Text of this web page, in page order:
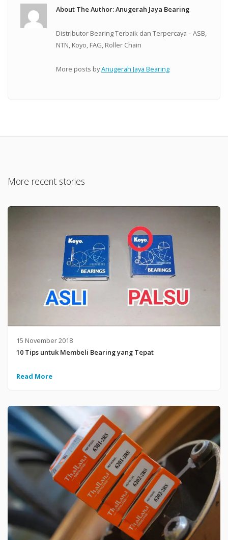
About The Author: Anugerah Jaya Bearing
Distributor Bearing Terbaik dan Terpercaya – ASB,
NTN, Koyo, FAG, Roller Chain
More posts byAnugerah Jaya Bearing
More recent stories
15 November 2018
10 Tips untuk Membeli Bearing yang Tepat
Read More